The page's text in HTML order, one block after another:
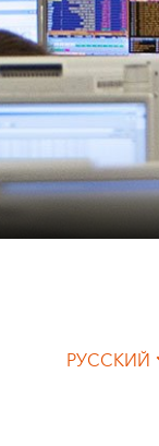
РУССКИЙ